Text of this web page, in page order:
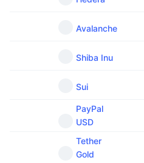
Avalanche
Shiba Inu
Sui
PayPal
USD
Tether
Gold